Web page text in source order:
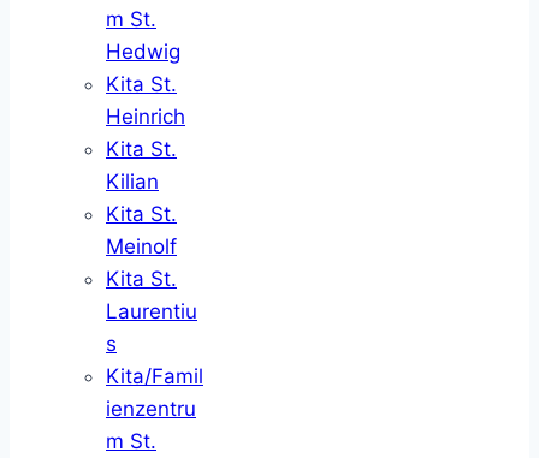
m St.
Hedwig
Kita St.
Heinrich
Kita St.
Kilian
Kita St.
Meinolf
Kita St.
Laurentiu
s
Kita/Famil
ienzentru
m St.